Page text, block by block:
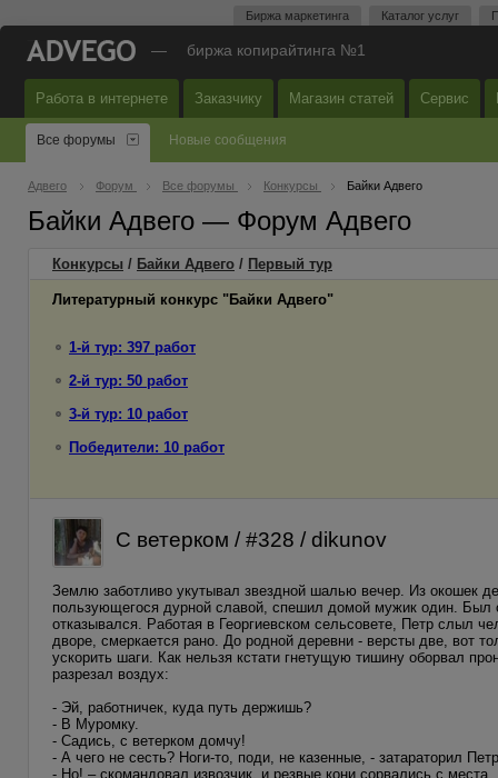
Биржа маркетинга Каталог услуг
— биржа копирайтинга №1
Работа в интернете Заказчику Магазин статей Сервис
Все форумы Новые сообщения
Адвего Форум Все форумы Конкурсы Байки Адвего
Байки Адвего — Форум Адвего
Конкурсы / Байки Адвего / Первый тур
Литературный конкурс "Байки Адвего"
1-й тур: 397 работ
2-й тур: 50 работ
3-й тур: 10 работ
Победители: 10 работ
С ветерком / #328 / dikunov
Землю заботливо укутывал звездной шалью вечер. Из окошек
пользующегося дурной славой, спешил домой мужик один. Был
отказывался. Работая в Георгиевском сельсовете, Петр слыл
дворе, смеркается рано. До родной деревни - версты две, вот
ускорить шаги. Как нельзя кстати гнетущую тишину оборвал
разрезал воздух:
- Эй, работничек, куда путь держишь?
- В Муромку.
- Садись, с ветерком домчу!
- А чего не сесть? Ноги-то, поди, не казенные, - затараторил
- Но! – скомандовал извозчик, и резвые кони сорвались с